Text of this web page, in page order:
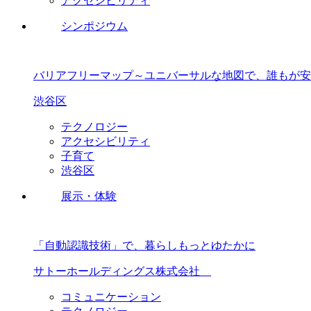
シンポジウム
バリアフリーマップ～ユニバーサルな地図で、誰もが
渋谷区
テクノロジー
アクセシビリティ
子育て
渋谷区
展示・体験
「自動認識技術」で、暮らしもっとゆたかに​
サトーホールディングス株式会社 ​
コミュニケーション